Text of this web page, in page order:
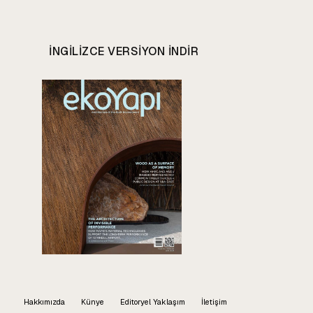
INGILIZCE VERSIYON INDIR
Hakkımızda Künye Editoryel Yaklaşım İletişim